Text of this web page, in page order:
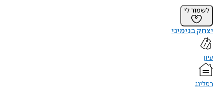
לשמור לי
יצחק בנימיני
עיון
רסלינג